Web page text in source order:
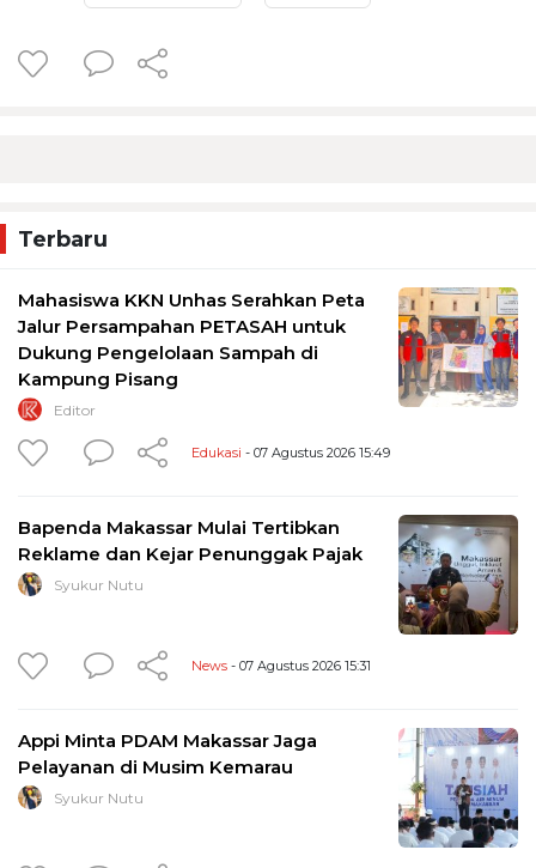
Terbaru
Mahasiswa KKN Unhas Serahkan Peta
Jalur Persampahan PETASAH untuk
Dukung Pengelolaan Sampah di
Kampung Pisang
Editor
Edukasi - 07 Agustus 2026 15:49
Bapenda Makassar Mulai Tertibkan
Reklame dan Kejar Penunggak Pajak
Syukur Nutu
News - 07 Agustus 2026 15:31
Appi Minta PDAM Makassar Jaga
Pelayanan di Musim Kemarau
Syukur Nutu